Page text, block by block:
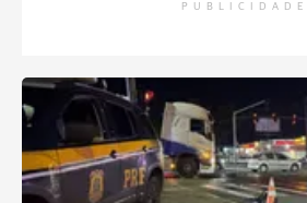
PUBLICIDADE